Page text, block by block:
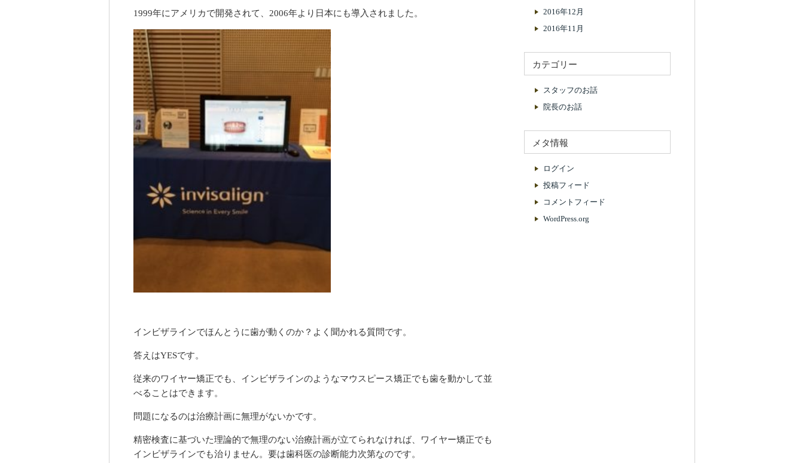
1999年にアメリカで開発されて、2006年より日本にも導入されました。
インビザラインでほんとうに歯が動くのか？よく聞かれる質問です。
答えはYESです。
従来のワイヤー矯正でも、インビザラインのようなマウスピース矯正でも歯を動かして並
べることはできます。
問題になるのは治療計画に無理がないかです。
精密検査に基づいた理論的で無理のない治療計画が立てられなければ、ワイヤー矯正でも
インビザラインでも治りません。要は歯科医の診断能力次第なのです。
2016年12月
2016年11月
カテゴリー
スタッフのお話
院長のお話
メタ情報
ログイン
投稿フィード
コメントフィード
WordPress.org